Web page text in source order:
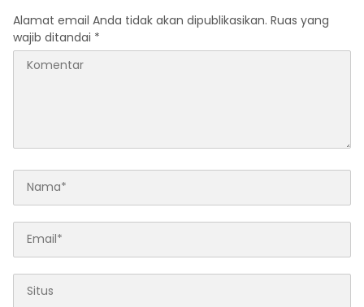
Alamat email Anda tidak akan dipublikasikan. Ruas yang
wajib ditandai *